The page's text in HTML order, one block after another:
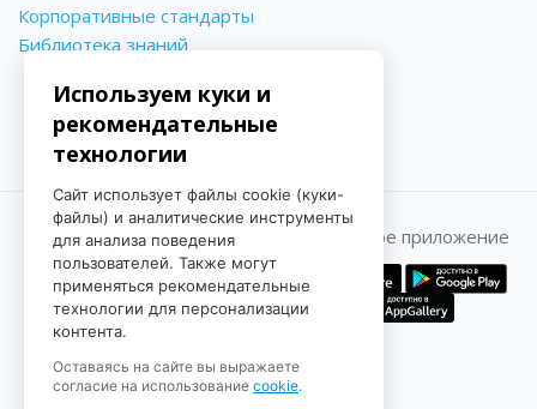
Корпоративные стандарты
Библиотека знаний
Принимаем к оплате Мобильное приложение
Используем куки и
рекомендательные
технологии
Сайт использует файлы cookie (куки-
файлы) и аналитические инструменты
для анализа поведения
пользователей. Также могут
применяться рекомендательные
технологии для персонализации
контента.
Оставаясь на сайте вы выражаете
согласие на использование cookie.